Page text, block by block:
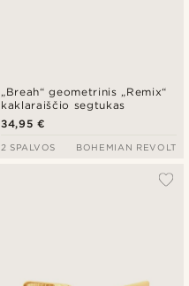
„Breah“ geometrinis „Remix“
kaklaraiščio segtukas
34,95 €
2 SPALVOS BOHEMIAN REVOLT